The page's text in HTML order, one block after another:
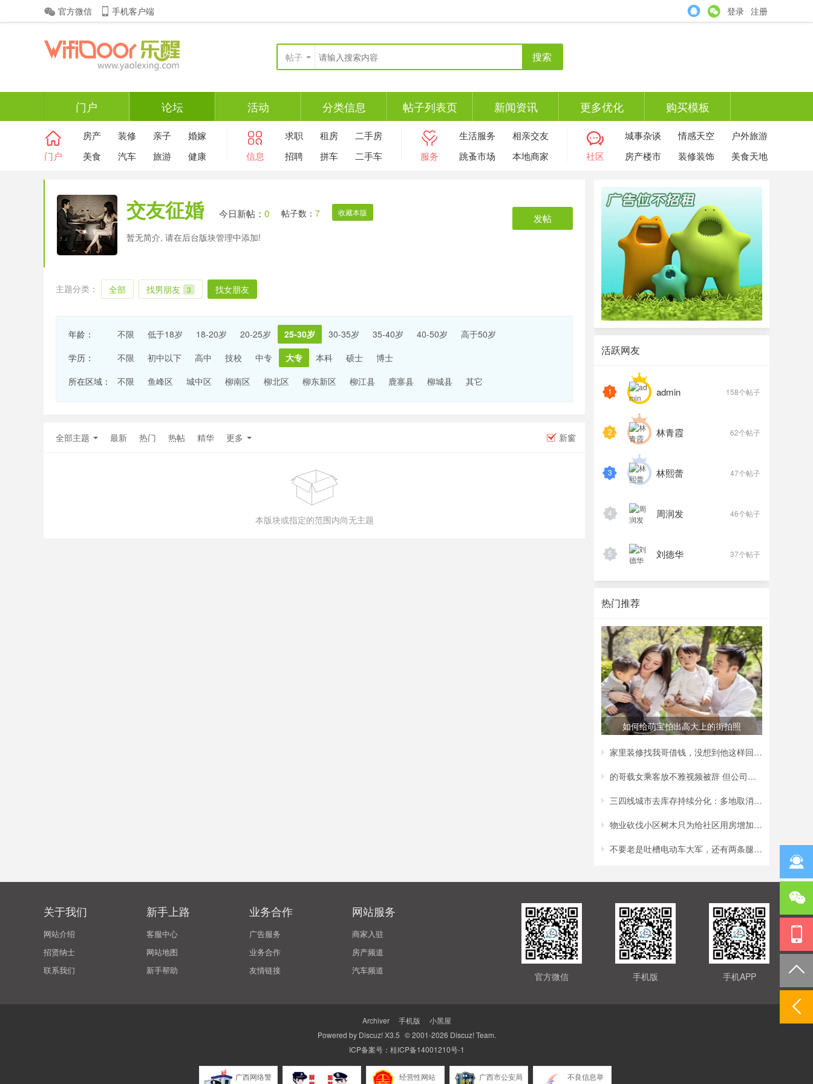
官方微信 手机客户端 登录 注册
帖子 搜索
门户 论坛 活动 分类信息 帖子列表页 新闻资讯 更多优化 购买模板
门户
房产 装修 亲子
婚嫁
美食
汽车 旅游 健康 信息
求职 租房
二手房
招聘
拼车 二手车 服务
生活服务
相亲交友
跳蚤市场
本地商家 社区
城事杂谈 情感天空
户外旅游
房产楼市
装修装饰 美食天地
交友征婚 今日新帖： 0 帖子数： 7 收藏本版
暂无简介, 请在后台版块管理中添加!
发帖
主题分类： 全部 找男朋友 3 找女朋友
年龄： 不限 低于18岁 18-20岁 20-25岁 25-30岁 30-35岁 35-40岁 40-50岁
高于50岁
学历：
不限 初中以下 高中 技校 中专 大专 本科 硕士
博士
所在区域：
不限 鱼峰区 城中区 柳南区 柳北区 柳东新区 柳江县 鹿寨县 柳城县 其它
新窗
全部主题 最新 热门 热帖 精华 更多
本版块或指定的范围内尚无主题
活跃网友
1 admin 158个帖子
2 林青霞 62个帖子
3 林熙蕾 47个帖子
4 周润发 46个帖子
5 刘德华 37个帖子
热门推荐
如何给萌宝拍出高大上的街拍照
家里装修找我哥借钱，没想到他这样回复我，
的哥载女乘客放不雅视频被辞 但公司称非黄
三四线城市去库存持续分化：多地取消购房补
物业砍伐小区树木只为给社区用房增加采光？
不要老是吐槽电动车大军，还有两条腿的行人
关于我们
网站介绍
招贤纳士
联系我们
新手上路
客服中心
网站地图
新手帮助
业务合作
广告服务
业务合作
友情链接
网站服务
商家入驻
房产频道
汽车频道
手机APP
手机版
官方微信
Archiver 手机版
小黑屋
Powered by Discuz! X3.5 © 2001-2026 Discuz! Team.
ICP备案号： 桂ICP备14001210号-1
广西网络警 经营性网站 广西市公安局 不良信息举